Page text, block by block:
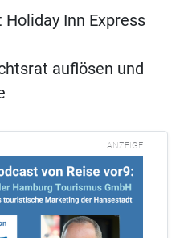
Inn Express
auflösen und
ANZEIGE